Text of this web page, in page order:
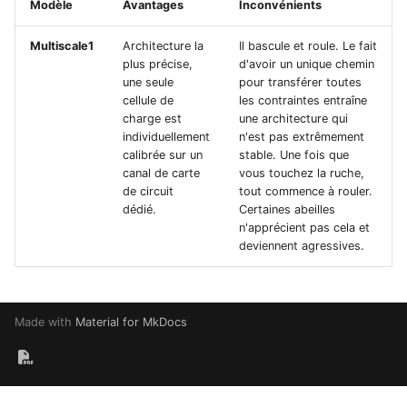
Modèle Avantages Inconvénients
Multiscale1
Architecture la
plus précise,
une seule
cellule de
charge est
individuellement
calibrée sur un
canal de carte
de circuit
dédié.
Il bascule et roule. Le fait
d'avoir un unique chemin
pour transférer toutes
les contraintes entraîne
une architecture qui
n'est pas extrêmement
stable. Une fois que
vous touchez la ruche,
tout commence à rouler.
Certaines abeilles
n'apprécient pas cela et
deviennent agressives.
Made with Material for MkDocs